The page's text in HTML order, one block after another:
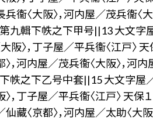
兵衞〈大阪〉，河内屋／茂兵衞〈
第九輯下帙之下甲号||13 大文字
大阪〉，丁子屋／平兵衞〈江戸
，河内屋／茂兵衞〈大阪〉，河
下帙之下乙号中套||15 大文字屋
〉，丁子屋／平兵衞〈江戸〉 天
仙藏〈京都〉，河内屋／太助〈大